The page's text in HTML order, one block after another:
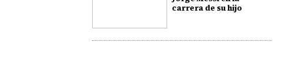
carrera de su hijo